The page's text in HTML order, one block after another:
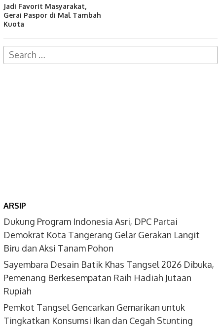
Jadi Favorit Masyarakat,
Gerai Paspor di Mal Tambah
Kuota
Search
for:
ARSIP
Dukung Program Indonesia Asri, DPC Partai
Demokrat Kota Tangerang Gelar Gerakan Langit
Biru dan Aksi Tanam Pohon
Sayembara Desain Batik Khas Tangsel 2026 Dibuka,
Pemenang Berkesempatan Raih Hadiah Jutaan
Rupiah
Pemkot Tangsel Gencarkan Gemarikan untuk
Tingkatkan Konsumsi Ikan dan Cegah Stunting